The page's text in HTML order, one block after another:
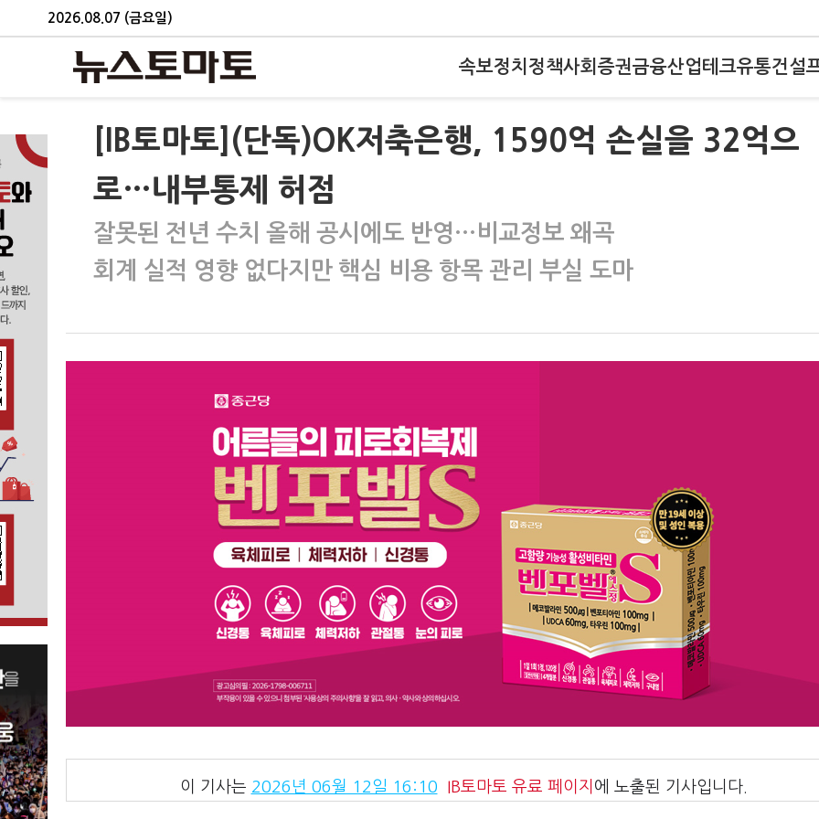
2026.08.07 (금요일)
속보정치 정책사회 증권금융산업테크유통건설
[IB토마토](단독)OK저축은행, 1590억 손실을 32억으
로…내부통제 허점
잘못된 전년 수치 올해 공시에도 반영…비교정보 왜곡
회계 실적 영향 없다지만 핵심 비용 항목 관리 부실 도마
이 기사는 2026년 06월 12일 16:10 IB토마토 유료 페이지 에 노출된 기사입니다.